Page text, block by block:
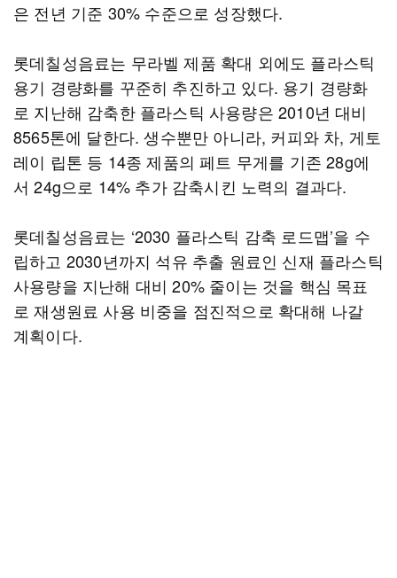
은 전년 기준 30% 수준으로 성장했다.
롯데칠성음료는 무라벨 제품 확대 외에도 플라스틱
용기 경량화를 꾸준히 추진하고 있다. 용기 경량화
로 지난해 감축한 플라스틱 사용량은 2010년 대비
8565톤에 달한다. 생수뿐만 아니라, 커피와 차, 게토
레이 립톤 등 14종 제품의 페트 무게를 기존 28g에
서 24g으로 14% 추가 감축시킨 노력의 결과다.
롯데칠성음료는 ‘2030 플라스틱 감축 로드맵’을 수
립하고 2030년까지 석유 추출 원료인 신재 플라스틱
사용량을 지난해 대비 20% 줄이는 것을 핵심 목표
로 재생원료 사용 비중을 점진적으로 확대해 나갈
계획이다.